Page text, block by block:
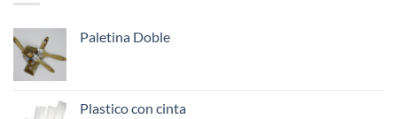
Paletina Doble
Plastico con cinta